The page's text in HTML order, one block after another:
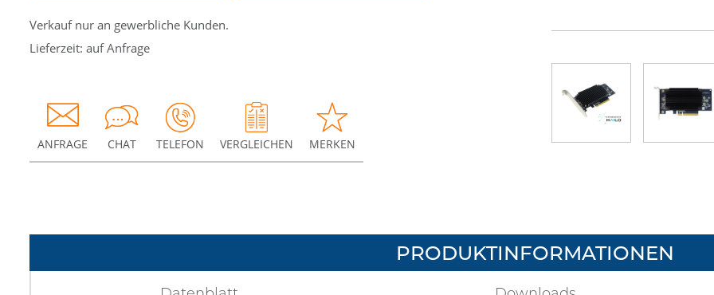
Verkauf nur an gewerbliche Kunden.
Lieferzeit: auf Anfrage
ANFRAGE CHAT TELEFON VERGLEICHEN MERKEN
PRODUKTINFORMATIONEN